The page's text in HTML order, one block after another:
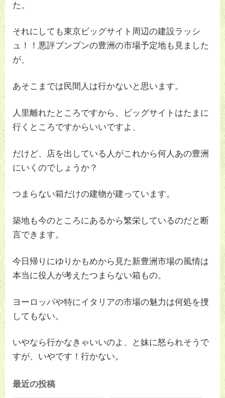
た。
それにしても東京ビッグサイト周辺の建設ラッシ
ュ！！悪評プンプンの豊洲の市場予定地も見ました
が、
あそこまでは民間人は行かないと思います。
人里離れたところですから、ビッグサイトはたまに
行くところですからいいですよ、
だけど、店を出している人がこれから何人あの豊洲
にいくのでしょうか？
つまらない箱だけの建物が建っています。
築地も今のところにあるから繁栄しているのだと断
言できます。
今日帰りにゆりかもめから見た新豊洲市場の風情は
本当に役人が考えたつまらない箱もの。
ヨーロッパや特にイタリアの市場の魅力は何処を捜
してもない。
いやなら行かなきゃいいのよ、と妹に怒られそうで
すが、いやです！行かない。
最近の投稿